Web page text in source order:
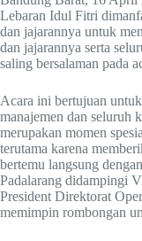
Lebaran Idul Fitri
dan jajarannya untuk
dan jajarannya serta
saling bersalaman pada
Acara ini bertujuan
manajemen dan seluruh
merupakan momen
terutama karena
bertemu langsung
Padalarang didampingi
President Direktorat
memimpin rombongan